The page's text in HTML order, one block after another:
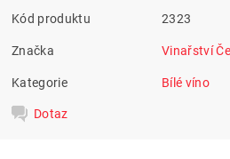
Kód produktu 2323
Značka Vinařství
Kategorie Bílé víno
Dotaz